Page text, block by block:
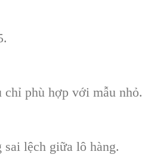
phù hợp với mẫu nhỏ.
lệch giữa lô hàng.